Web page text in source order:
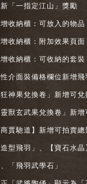
「一指定江山」獎勵
收納櫃：可放入的物品
收納櫃：附加效果頁面
收納櫃：可收納的套裝
介面裝備格欄位新增飛
神果兌換卷」新增可兌
獸玄武果兌換卷」新
賈馳道】新增可拍賣總
型飛羽」、【寶石水
「飛羽武學石」